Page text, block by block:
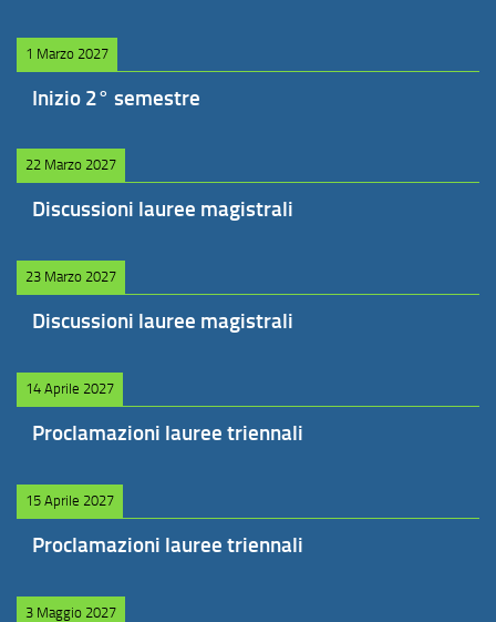
1 Marzo 2027
Inizio 2° semestre
22 Marzo 2027
Discussioni lauree magistrali
23 Marzo 2027
Discussioni lauree magistrali
14 Aprile 2027
Proclamazioni lauree triennali
15 Aprile 2027
Proclamazioni lauree triennali
3 Maggio 2027